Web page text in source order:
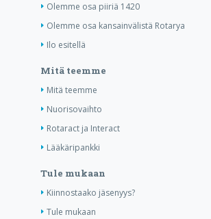
Olemme osa piiriä 1420
Olemme osa kansainvälistä Rotarya
Ilo esitellä
Mitä teemme
Mitä teemme
Nuorisovaihto
Rotaract ja Interact
Lääkäripankki
Tule mukaan
Kiinnostaako jäsenyys?
Tule mukaan